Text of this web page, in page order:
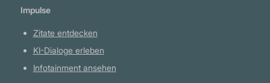
Impulse
Zitate entdecken
KI-Dialoge erleben
Infotainment ansehen